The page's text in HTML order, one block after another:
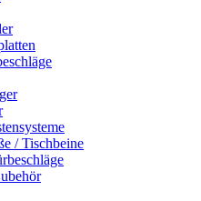
/ Tischbeine